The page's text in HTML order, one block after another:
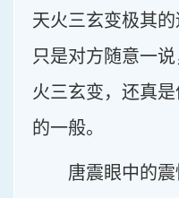
天火三玄变极其
只是对方随意一
火三玄变，还真
的一般。
唐震眼中的